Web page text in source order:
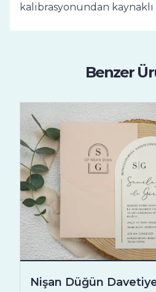
kalibrasyonundan
Benzer
Nişan Düğün